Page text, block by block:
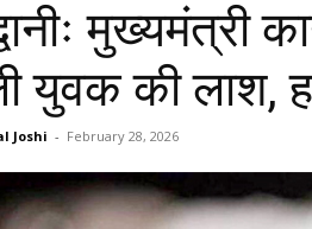
मुख्यमंत्री
युवक की लाश,
Joshi - February 28, 2026